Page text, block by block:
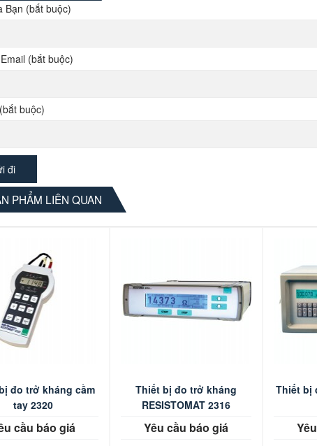
Bạn (bắt buộc)
(bắt buộc)
buộc)
PHẨM LIÊN QUAN
đo trở kháng cầm
tay 2320
cầu báo giá
Thiết bị đo trở kháng
RESISTOMAT 2316
Yêu cầu báo giá
Thiết bị